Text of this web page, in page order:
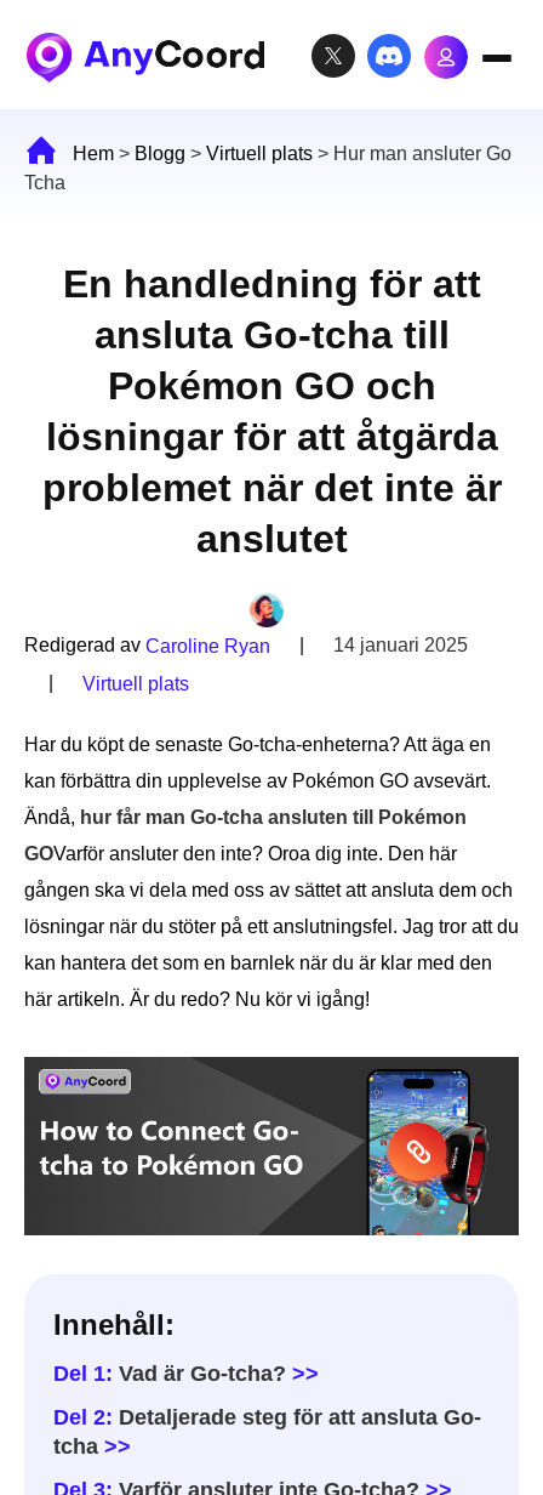
Hem > Blogg > Virtuell plats > Hur man ansluter Go
Tcha
En handledning för att
ansluta Go-tcha till
Pokémon GO och
lösningar för att åtgärda
problemet när det inte är
anslutet
Redigerad av Caroline Ryan
14 januari 2025
Virtuell plats
Har du köpt de senaste Go-tcha-enheterna? Att äga en
kan förbättra din upplevelse av Pokémon GO avsevärt.
Ändå, hur får man Go-tcha ansluten till Pokémon
GOVarför ansluter den inte? Oroa dig inte. Den här
gången ska vi dela med oss av sättet att ansluta dem och
lösningar när du stöter på ett anslutningsfel. Jag tror att du
kan hantera det som en barnlek när du är klar med den
här artikeln. Är du redo? Nu kör vi igång!
Innehåll:
Del 1: Vad är Go-tcha? >>
Del 2: Detaljerade steg för att ansluta Go-
tcha >>